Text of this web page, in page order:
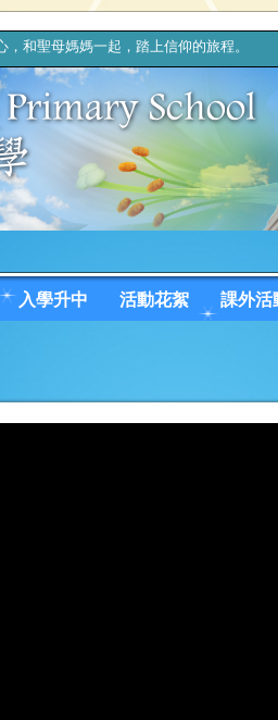
心，和聖母媽媽一起，踏上信仰
入學升中 活動花絮 課外活